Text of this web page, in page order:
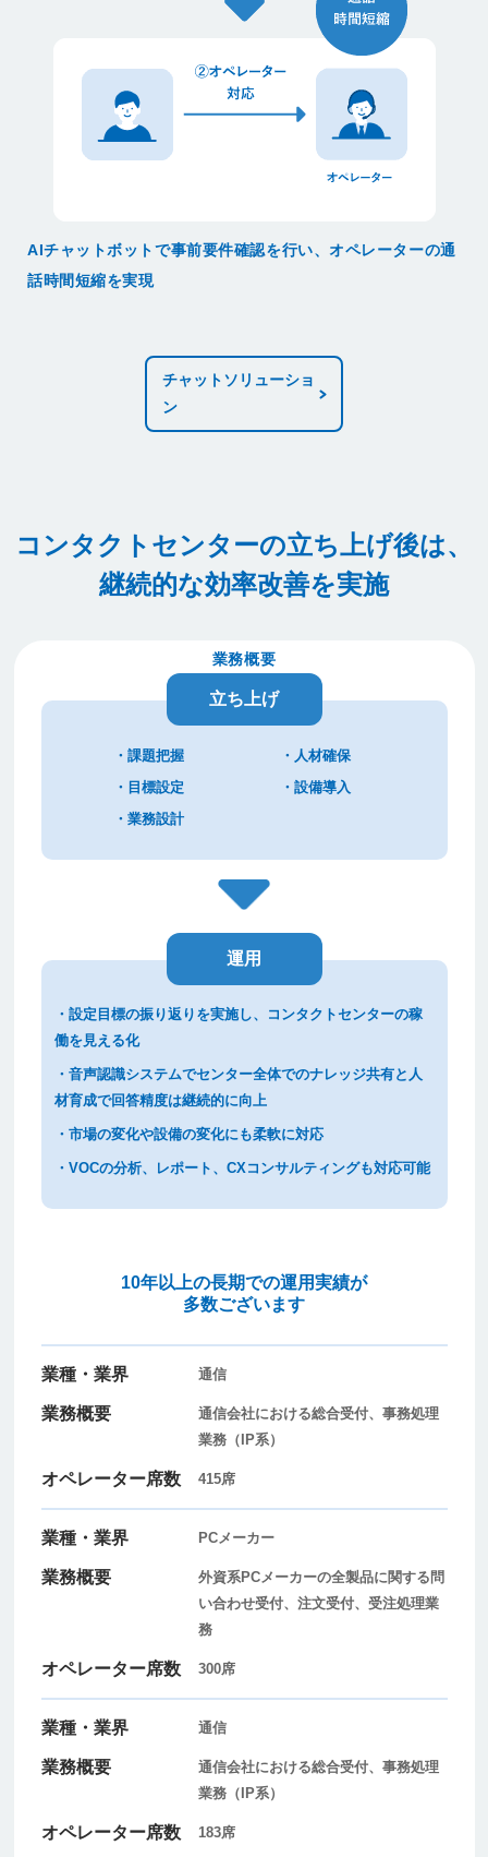
AIチャットボットで事前要件確認を行い、オペレーターの通
話時間短縮を実現
チャットソリューショ
ン
コンタクトセンターの立ち上げ後は、
継続的な効率改善を実施
業務概要
立ち上げ
・課題把握
・目標設定
・業務設計
・人材確保
・設備導入
運用
・設定目標の振り返りを実施し、コンタクトセンターの稼
働を見える化
・音声認識システムでセンター全体でのナレッジ共有と人
材育成で回答精度は継続的に向上
・市場の変化や設備の変化にも柔軟に対応
・VOCの分析、レポート、CXコンサルティングも対応可能
10年以上の長期での運用実績が
多数ございます
通信
通信会社における総合受付、事務処理
業務（IP系）
415席
PCメーカー
外資系PCメーカーの全製品に関する問
い合わせ受付、注文受付、 受注処理業
務
300席
通信
通信会社における総合受付、事務処理
業務（IP系）
183席